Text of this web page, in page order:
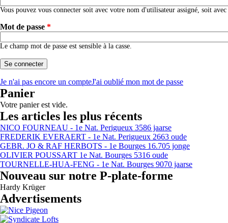
Vous pouvez vous connecter soit avec votre nom d'utilisateur assigné, soit
Mot de passe *
Le champ mot de passe est sensible à la casse.
Je n'ai pas encore un compteJ'ai oublié mon mot de passe
Panier
Votre panier est vide.
Les articles les plus récents
NICO FOURNEAU - 1e Nat. Perigueux 3586 jaarse
FREDERIK EVERAERT - 1e Nat. Perigueux 2663 oude
GEBR. JO & RAF HERBOTS - 1e Bourges 16.705 jonge
OLIVIER POUSSART 1e Nat. Bourges 5316 oude
TOURNELLE-HUA-FENG - 1e Nat. Bourges 9070 jaarse
Nouveau sur notre P-plate-forme
Hardy Krüger
Advertisements